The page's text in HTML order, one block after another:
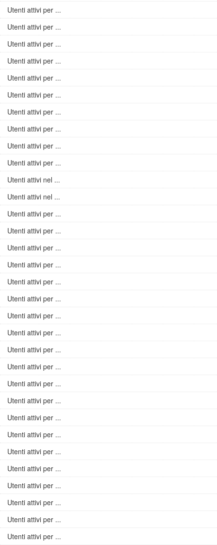
Utenti attivi per ...
Utenti attivi per ...
Utenti attivi per ...
Utenti attivi per ...
Utenti attivi per ...
Utenti attivi per ...
Utenti attivi per ...
Utenti attivi per ...
Utenti attivi per ...
Utenti attivi per ...
Utenti attivi nel ...
Utenti attivi nel ...
Utenti attivi per ...
Utenti attivi per ...
Utenti attivi per ...
Utenti attivi per ...
Utenti attivi per ...
Utenti attivi per ...
Utenti attivi per ...
Utenti attivi per ...
Utenti attivi per ...
Utenti attivi per ...
Utenti attivi per ...
Utenti attivi per ...
Utenti attivi per ...
Utenti attivi per ...
Utenti attivi per ...
Utenti attivi per ...
Utenti attivi per ...
Utenti attivi per ...
Utenti attivi per ...
Utenti attivi per ...